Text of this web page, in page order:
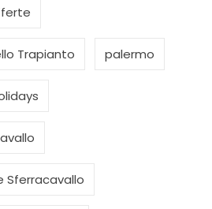
Trapianto palermo
Sferracavallo